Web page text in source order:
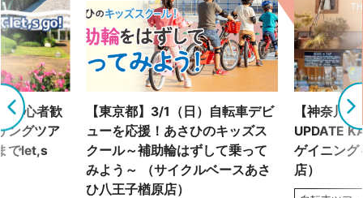
初心者歓
ングツア
でlet,s
【東京都】3/1（日）自転車デビ
ューを応援！あさひのキッズス
クール～補助輪はずして乗って
みよう～ （サイクルベースあさ
ひ八王子楢原店）
【神奈川
UPDATE
ゲイニング
店）